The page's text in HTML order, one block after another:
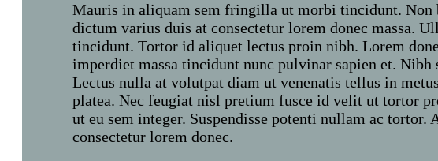
Mauris in aliquam sem fringilla ut morbi tincidunt. Non
dictum varius duis at consectetur lorem donec massa.
tincidunt. Tortor id aliquet lectus proin nibh. Lorem
imperdiet massa tincidunt nunc pulvinar sapien et.
Lectus nulla at volutpat diam ut venenatis tellus in
platea. Nec feugiat nisl pretium fusce id velit ut tortor
ut eu sem integer. Suspendisse potenti nullam ac tortor.
consectetur lorem donec.